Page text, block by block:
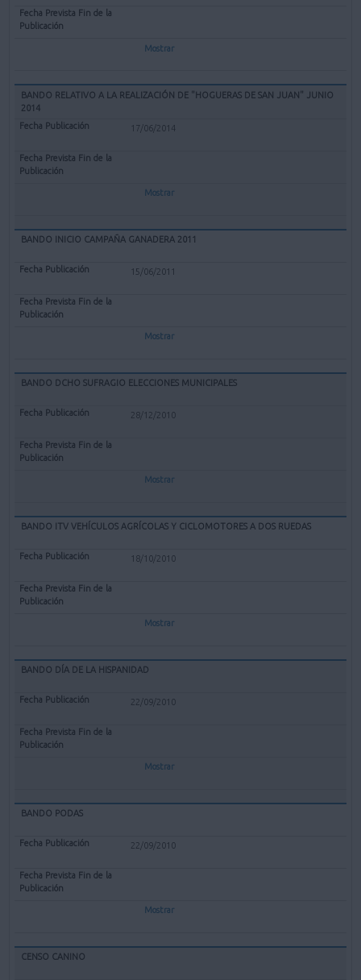
Mostrar
BANDO RELATIVO A LA REALIZACIÓN DE "HOGUERAS DE SAN JUAN" JUNIO
2014
17/06/2014
Mostrar
BANDO INICIO CAMPAÑA GANADERA 2011
15/06/2011
Mostrar
BANDO DCHO SUFRAGIO ELECCIONES MUNICIPALES
28/12/2010
Mostrar
BANDO ITV VEHÍCULOS AGRÍCOLAS Y CICLOMOTORES A DOS RUEDAS
18/10/2010
Mostrar
BANDO DÍA DE LA HISPANIDAD
22/09/2010
Mostrar
BANDO PODAS
22/09/2010
Mostrar
CENSO CANINO